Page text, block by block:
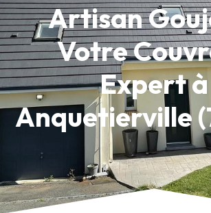
Artisan
Votre
Expert à
Anquetierville